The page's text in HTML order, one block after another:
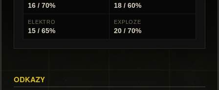
16 / 70% 18 / 60%
ELEKTRO
15 / 65%
EXPLOZE
20 / 70%
ODKAZY